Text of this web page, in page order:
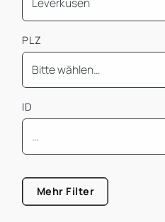
PLZ
ID
Mehr Filter